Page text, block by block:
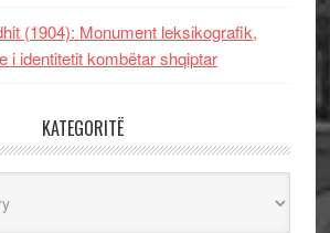
(1904): Monument leksikografik,
i identitetit kombëtar shqiptar
KATEGORITË